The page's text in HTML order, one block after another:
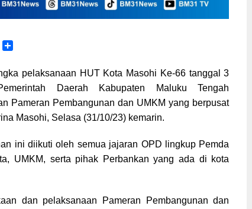
r
e
pelaksanaan HUT Kota Masohi Ke-66 tanggal 3
Daerah Kabupaten Maluku Tengah
Pameran Pembangunan dan UMKM yang berpusat
Masohi, Selasa (31/10/23) kemarin.
ini diikuti oleh semua jajaran OPD lingkup Pemda
UMKM, serta pihak Perbankan yang ada di kota
dan pelaksanaan Pameran Pembangunan dan